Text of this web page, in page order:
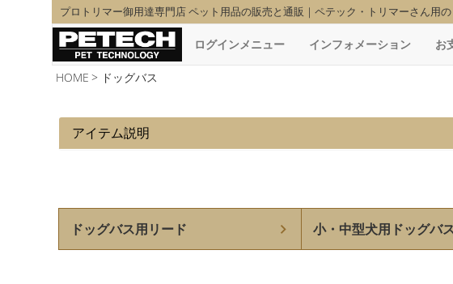
プロトリマー御用達専門店 ペット用品の販売と通販｜ペテック・トリマーさん用
ログインメニュー インフォメーション お
HOME ドッグバス
アイテム説明
ドッグバス用リード 小・中型犬用ドッグバ